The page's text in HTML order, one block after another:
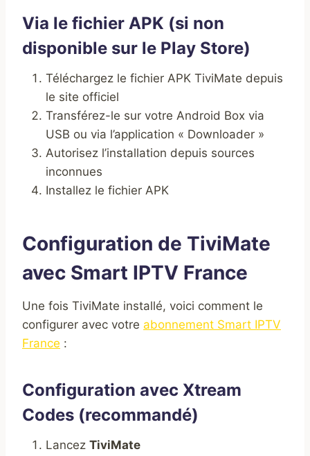
Via le fichier APK (si non
disponible sur le Play Store)
Téléchargez le fichier APK TiviMate depuis
le site officiel
Transférez-le sur votre Android Box via
USB ou via l’application « Downloader »
Autorisez l’installation depuis sources
inconnues
Installez le fichier APK
Configuration de TiviMate
avec Smart IPTV France
Une fois TiviMate installé, voici comment le
configurer avec votre abonnement Smart IPTV
France :
Configuration avec Xtream
Codes (recommandé)
Lancez TiviMate